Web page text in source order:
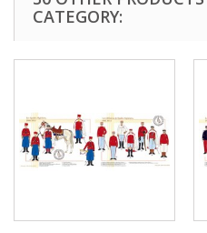
CATEGORY: